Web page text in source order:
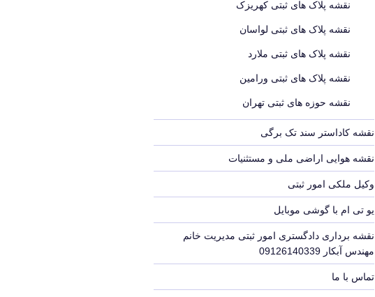
نقشه پلاک های ثبتی کهریزک
نقشه پلاک های ثبتی لواسان
نقشه پلاک های ثبتی ملارد
نقشه پلاک های ثبتی ورامین
نقشه حوزه های ثبتی تهران
نقشه کاداستر سند تک برگی
نقشه هوایی اراضی ملی و مستثنیات
وکیل ملکی امور ثبتی
یو تی ام با گوشی موبایل
نقشه برداری دادگستری امور ثبتی مدیریت خانم
مهندس آبکار 09126140339
تماس با ما